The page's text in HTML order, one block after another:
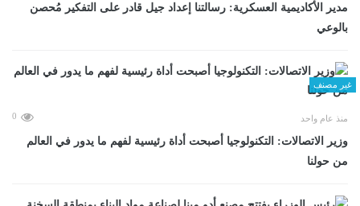
مدير الأكاديمية العسكرية: رسالتنا إعداد جيل قادر على التفكير مُحصن
بالوعي
غير مصنف
منذ عام واحد 0
وزير الاتصالات: التكنولوجيا أصبحت أداة رئيسية لفهم ما يدور في العالم
من حولنا